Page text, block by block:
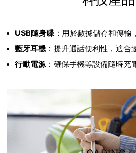
USB隨身碟 ：用於數據儲存和傳輸
藍牙耳機 ：提升通話便利性，適合
行動電源：確保手機等設備隨時充